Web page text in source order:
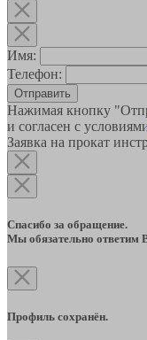
Имя:
Телефон:
Отправить
Нажимая кнопку
и согласен с
Заявка на прокат
Спасибо за обращение.
Мы обязательно ответим
Профиль сохранён.